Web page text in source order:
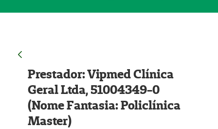
Prestador: Vipmed Clínica
Geral Ltda, 51004349-0
(Nome Fantasia: Policlínica
Master)